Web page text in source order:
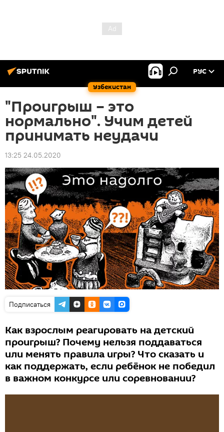
Узбекистан
РУС
"Проигрыш – это
нормально". Учим детей
принимать неудачи
13:25 24.05.2020
Подписаться
Как взрослым реагировать на детский
проигрыш? Почему нельзя поддаваться
или менять правила игры? Что сказать и
как поддержать, если ребёнок не победил
в важном конкурсе или соревновании?